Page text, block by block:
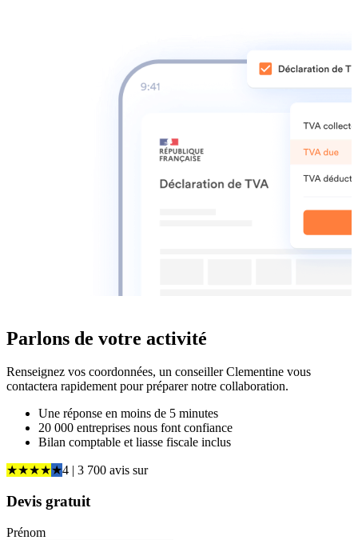
Parlons de votre activité
Renseignez vos coordonnées, un conseiller Clementine vous
contactera rapidement pour préparer notre collaboration.
Une réponse en moins de 5 minutes
20 000 entreprises nous font confiance
Bilan comptable et liasse fiscale inclus
★★★★★4 | 3 700 avis sur
Devis gratuit
Prénom